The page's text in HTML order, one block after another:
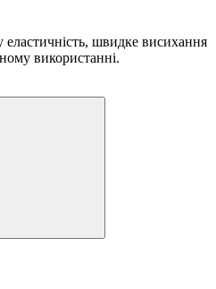
швидке висихання
використанні.